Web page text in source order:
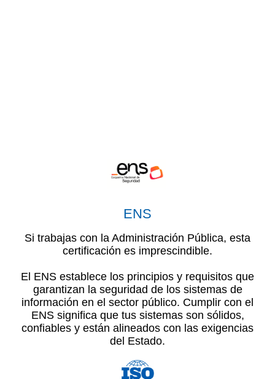
ENS
Si trabajas con la Administración Pública, esta
certificación es imprescindible.
El ENS establece los principios y requisitos que
garantizan la seguridad de los sistemas de
información en el sector público. Cumplir con el
ENS significa que tus sistemas son sólidos,
confiables y están alineados con las exigencias
del Estado.